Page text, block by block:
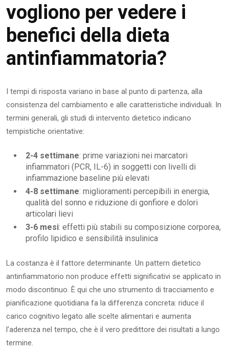
vogliono per vedere i
benefici della dieta
antinfiammatoria?
I tempi di risposta variano in base al punto di partenza, alla
consistenza del cambiamento e alle caratteristiche individuali. In
termini generali, gli studi di intervento dietetico indicano
tempistiche orientative:
2-4 settimane: prime variazioni nei marcatori
infiammatori (PCR, IL-6) in soggetti con livelli di
infiammazione baseline più elevati
4-8 settimane: miglioramenti percepibili in energia,
qualità del sonno e riduzione di gonfiore e dolori
articolari lievi
3-6 mesi: effetti più stabili su composizione corporea,
profilo lipidico e sensibilità insulinica
La costanza è il fattore determinante. Un pattern dietetico
antinfiammatorio non produce effetti significativi se applicato in
modo discontinuo. È qui che uno strumento di tracciamento e
pianificazione quotidiana fa la differenza concreta: riduce il
carico cognitivo legato alle scelte alimentari e aumenta
l’aderenza nel tempo, che è il vero predittore dei risultati a lungo
termine.